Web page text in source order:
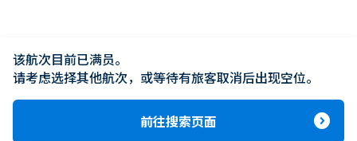
该航次目前已满员。
请考虑选择其他航次，或等待有旅客取消后出现空位。
前往搜索页面 expand_circle_right